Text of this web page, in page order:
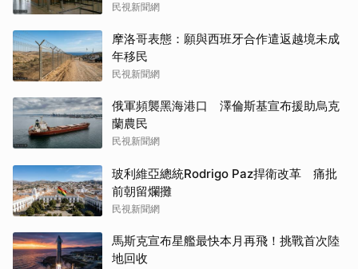
民視新聞網
摩洛哥表態：願與西班牙合作遣返越境未成
年移民
民視新聞網
俄軍頻襲黑海港口 澤倫斯基宣布援助烏克
蘭農民
民視新聞網
玻利維亞總統Rodrigo Paz捍衛改革 痛批
前朝留爛攤
民視新聞網
馬斯克宣布星艦最快本月再飛！挑戰首次陸
地回收